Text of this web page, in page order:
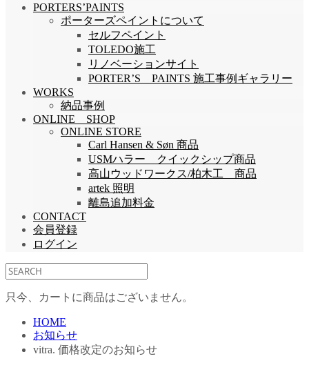
PORTERS’PAINTS
ポーターズペイントについて
セルフペイント
TOLEDO施工
リノベーションサイト
PORTER’S PAINTS 施工事例ギャラリー
WORKS
納品事例
ONLINE SHOP
ONLINE STORE
Carl Hansen & Søn 商品
USMハラー クイックシップ商品
高山ウッドワークス/柏木工 商品
artek 照明
離島追加料金
CONTACT
会員登録
ログイン
只今、カートに商品はございません。
HOME
お知らせ
vitra. 価格改定のお知らせ